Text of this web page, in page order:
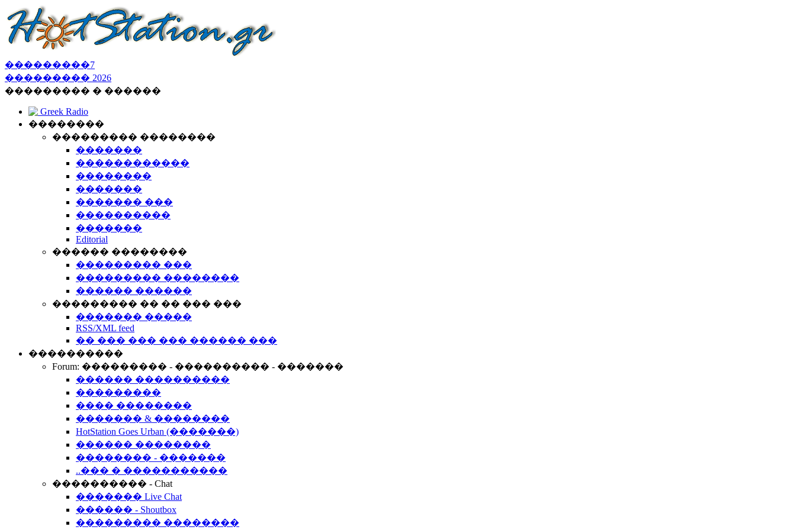
���������7
��������� 2026
��������� � ������
Greek Radio
��������
��������� ��������
�������
������������
��������
�������
������� ���
����������
�������
Editorial
������ ��������
��������� ���
��������� ��������
������ ������
��������� �� �� ��� ���
������� �����
RSS/XML feed
�� ��� ��� ��� ������ ���
����������
Forum: ��������� - ���������� - �������
������ ����������
���������
���� ��������
������� & ��������
HotStation Goes Urban (�������)
������ ��������
�������� - �������
..��� � �����������
���������� - Chat
������� Live Chat
������ - Shoutbox
��������� ��������